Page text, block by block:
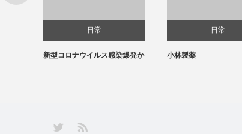
日常
新型コロナウイルス感染爆発か
日常
小林製薬
Twitter